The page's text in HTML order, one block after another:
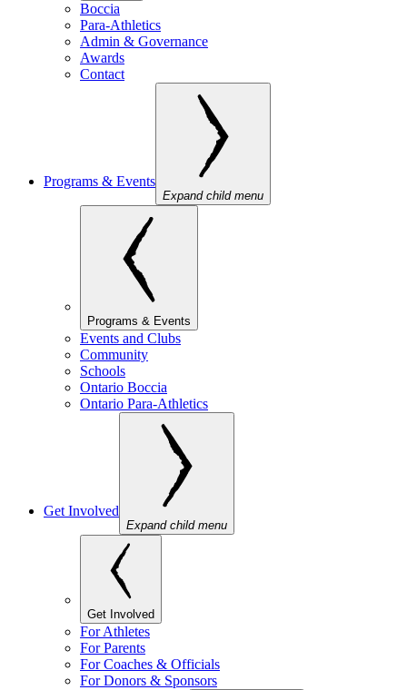
Boccia
Para-Athletics
Admin & Governance
Awards
Contact
Programs & Events
Expand child menu
Programs & Events
Events and Clubs
Community
Schools
Ontario Boccia
Ontario Para-Athletics
Get Involved
Expand child menu
Get Involved
For Athletes
For Parents
For Coaches & Officials
For Donors & Sponsors